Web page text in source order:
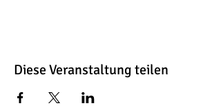
Diese Veranstaltung teilen